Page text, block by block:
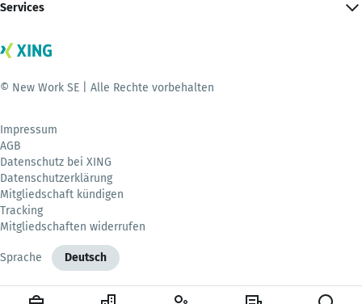
Services
© New Work SE | Alle Rechte vorbehalten
Impressum
AGB
Datenschutz bei XING
Datenschutzerklärung
Mitgliedschaft kündigen
Tracking
Mitgliedschaften widerrufen
Sprache Deutsch